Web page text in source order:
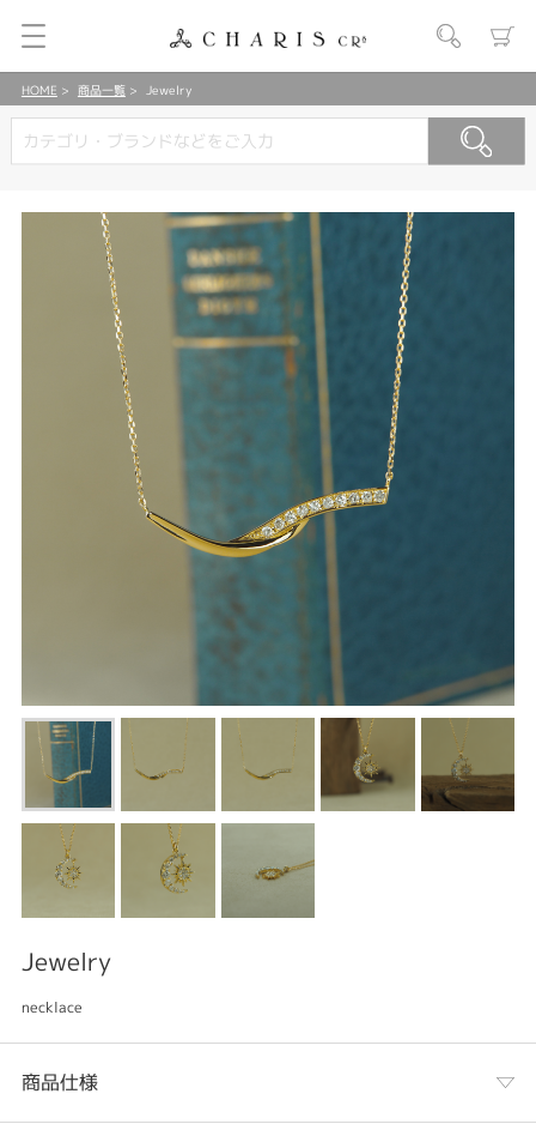
HOME 商品一覧 Jewelry
Jewelry
necklace
商品仕様